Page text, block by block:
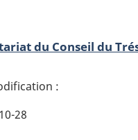
du Conseil du
28